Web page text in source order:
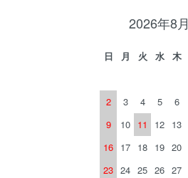
2026年8月
日 月 火 水 木
2
3 4 5 6
9
10 11 12 13
16 17 18 19 20
23 24 25 26 27